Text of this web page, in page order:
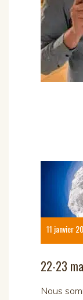
11 janvier
22-23
Nous